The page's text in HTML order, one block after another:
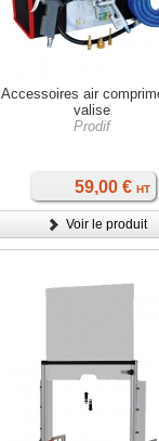
Accessoires air
valise
Prodif
59,00 € HT
Voir le produit